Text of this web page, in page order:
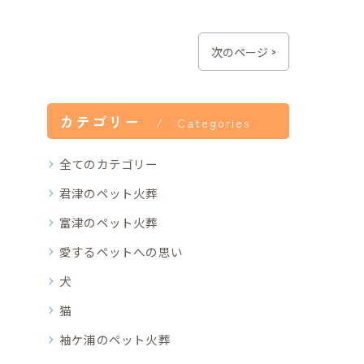
次のページ >
カテゴリー Categories
全てのカテゴリー
君津のペット火葬
富津のペット火葬
愛するペットへの思い
犬
猫
袖ケ浦のペット火葬